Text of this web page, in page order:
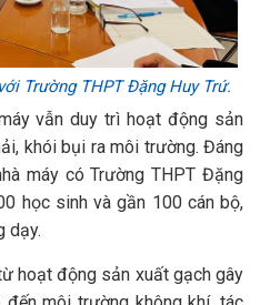
Trường THPT Đặng Huy Trứ.
vẫn duy trì hoạt động sản
khói bụi ra môi trường. Đáng
máy có Trường THPT Đặng
học sinh và gần 100 cán bộ,
dạy.
hoạt động sản xuất gạch gây